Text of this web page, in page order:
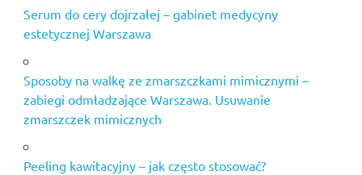
Serum do cery dojrzałej – gabinet medycyny
estetycznej Warszawa
Sposoby na walkę ze zmarszczkami mimicznymi –
zabiegi odmładzające Warszawa. Usuwanie
zmarszczek mimicznych
Peeling kawitacyjny – jak często stosować?